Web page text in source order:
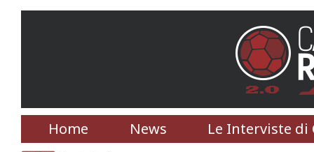
Home News Le Interviste di